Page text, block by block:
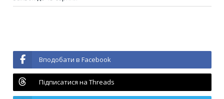
Вподобати в Facebook
Підписатися на Threads